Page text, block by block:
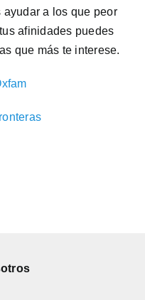
a los que peor
afinidades puedes
que más te interese.